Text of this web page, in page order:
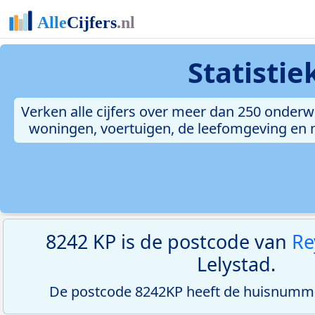
Verken alle cijfers over meer dan 250
woningen, voertuigen, de leefomgeving
8242 KP is de postcode van
Lelystad.
De postcode 8242KP heeft de